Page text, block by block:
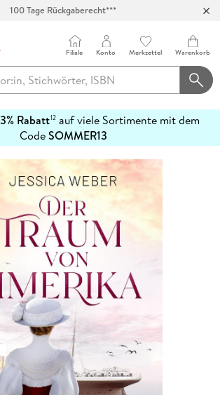
100 Tage Rückgaberecht***
Filiale Konto Merkzettel Warenkorb
Rabatt12auf viele Sortimente mit dem
CodeSOMMER13